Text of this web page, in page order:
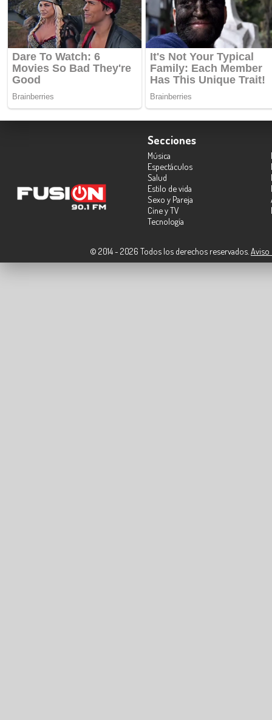
Secciones
Música
Espectáculos
Salud
Estilo de vida
Sexo y Pareja
Cine y TV
Tecnología
© 2014 - 2026 Todos los derechos reservados. Aviso